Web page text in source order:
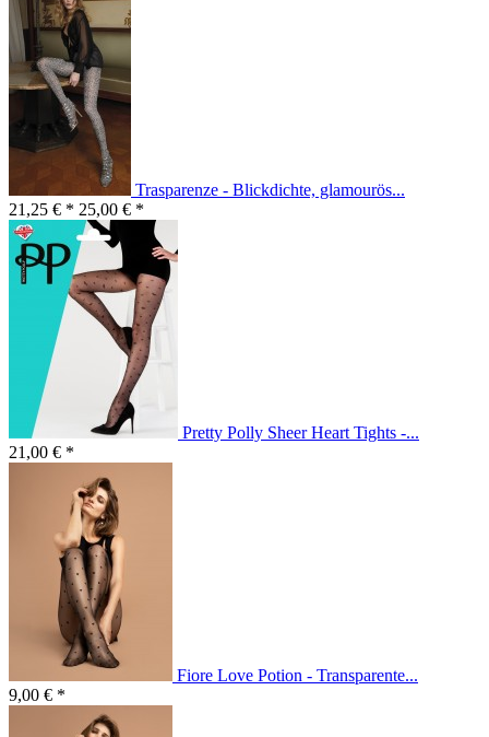
Trasparenze - Blickdichte, glamourös...
21,25 € * 25,00 € *
Pretty Polly Sheer Heart Tights -...
21,00 € *
Fiore Love Potion - Transparente...
9,00 € *